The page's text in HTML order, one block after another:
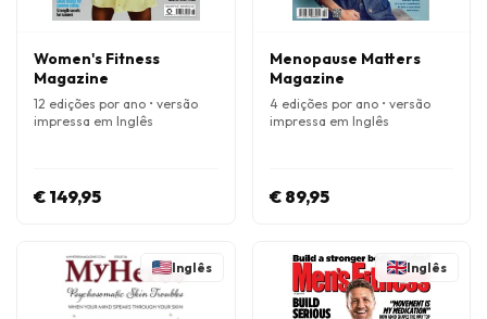
Women's Fitness
Magazine
12 edições por ano • versão
impressa em Inglês
€ 149,95
Menopause Matters
Magazine
4 edições por ano • versão
impressa em Inglês
€ 89,95
Inglês Inglês